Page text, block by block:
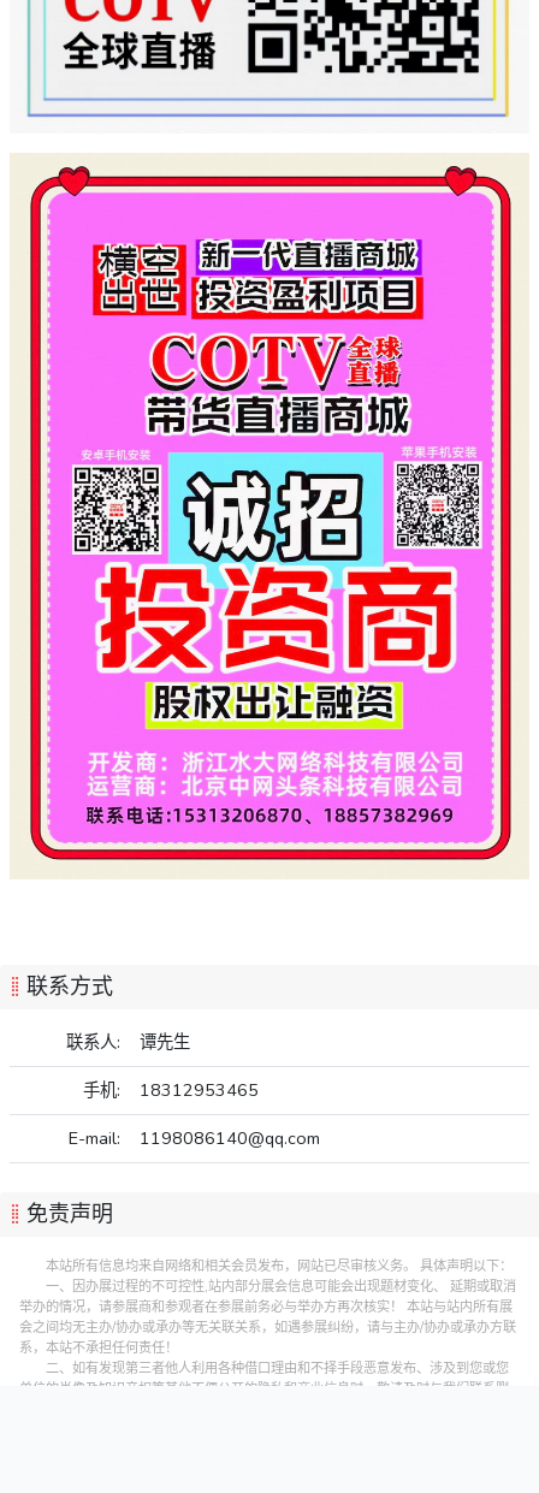
联系方式
联系人:
谭先生
手机:
18312953465
E-mail:
1198086140@qq.com
免责声明
本站所有信息均来自网络和相关会员发布，网站已尽审核义务。 具体声明以下：
一、因办展过程的不可控性,站内部分展会信息可能会出现题材变化、 延期或取消
举办的情况，请参展商和参观者在参展前务必与举办方再次核实！ 本站与站内所有展
会之间均无主办/协办或承办等无关联关系，如遇参展纠纷，请与主办/协办或承办方联
系，本站不承担任何责任！
二、如有发现第三者他人利用各种借口理由和不择手段恶意发布、涉及到您或您
单位的肖像及知识产权等其他不便公开的隐私和商业信息时，敬请及时与我们联系删